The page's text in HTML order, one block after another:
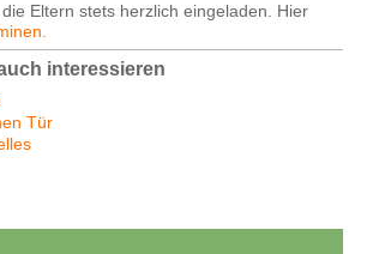
Eltern stets herzlich eingeladen. Hier
interessieren
Tür